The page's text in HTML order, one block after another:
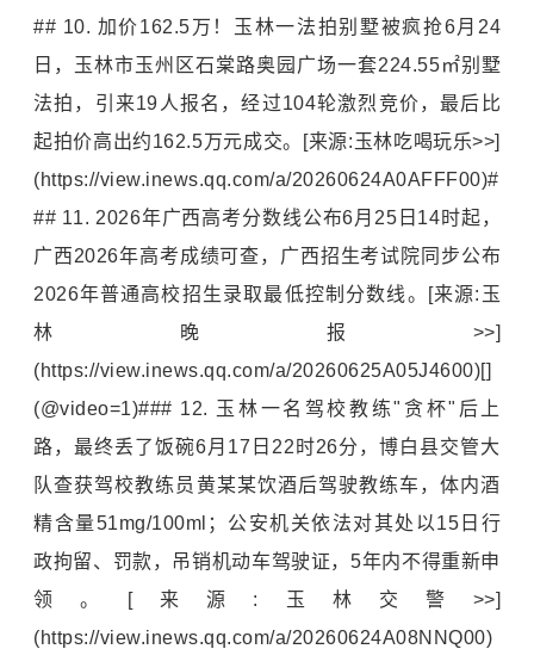
## 10. 加价162.5万！玉林一法拍别墅被疯抢6月24
日，玉林市玉州区石棠路奥园广场一套224.55㎡别墅
法拍，引来19人报名，经过104轮激烈竞价，最后比
起拍价高出约162.5万元成交。[来源:玉林吃喝玩乐>>]
(https://view.inews.qq.com/a/20260624A0AFFF00)#
## 11. 2026年广西高考分数线公布6月25日14时起，
广西2026年高考成绩可查，广西招生考试院同步公布
2026年普通高校招生录取最低控制分数线。[来源:玉
林晚报>>]
(https://view.inews.qq.com/a/20260625A05J4600)[]
(@video=1)### 12. 玉林一名驾校教练"贪杯"后上
路，最终丢了饭碗6月17日22时26分，博白县交管大
队查获驾校教练员黄某某饮酒后驾驶教练车，体内酒
精含量51mg/100ml；公安机关依法对其处以15日行
政拘留、罚款，吊销机动车驾驶证，5年内不得重新申
领。[来源:玉林交警>>]
(https://view.inews.qq.com/a/20260624A08NNQ00)